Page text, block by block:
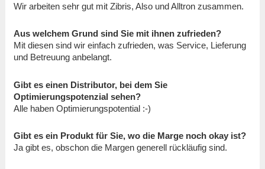
Wir arbeiten sehr gut mit Zibris, Also und Alltron zusammen.
Aus welchem Grund sind Sie mit ihnen zufrieden?
Mit diesen sind wir einfach zufrieden, was Service, Lieferung
und Betreuung anbelangt.
Gibt es einen Distributor, bei dem Sie
Optimierungspotenzial sehen?
Alle haben Optimierungspotential :-)
Gibt es ein Produkt für Sie, wo die Marge noch okay ist?
Ja gibt es, obschon die Margen generell rückläufig sind.